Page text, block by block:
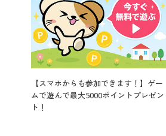
【スマホからも参加できます！】ゲー
ムで遊んで最大5000ポイントプレゼン
ト！